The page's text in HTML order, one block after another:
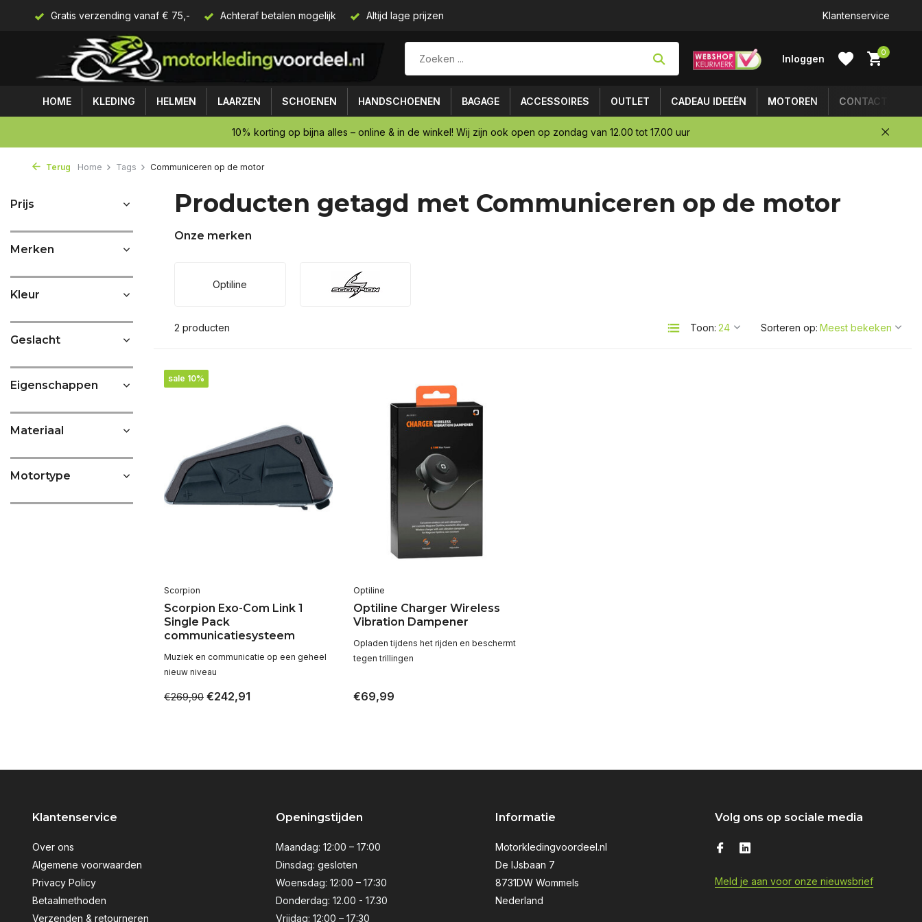
Gratis verzending vanaf € 75,- Achteraf betalen mogelijk Altijd lage prijzen Klantenservice
Inloggen
aanmaken
0
HOME KLEDING HELMEN LAARZEN SCHOENEN HANDSCHOENEN BAGAGE ACCESSOIRES OUTLET CADEAU IDEEËN MOTOREN CONTACT
10% korting op bijna alles – online & in de winkel! Wij zijn ook open op zondag van 12.00 tot 17.00 uur
Terug Home Tags Communiceren op de motor
Prijs
Merken
Kleur
Geslacht
Eigenschappen
Materiaal
Motortype
Producten getagd met Communiceren op de motor
Onze merken
Optiline
2 producten Toon: Sorteren op:
sale 10%
Scorpion
Scorpion Exo-Com Link 1
Single Pack
communicatiesysteem
Muziek en communicatie op een geheel
nieuw niveau
€269,90 €242,91
Optiline
Optiline Charger Wireless
Vibration Dampener
Opladen tijdens het rijden en beschermt
tegen trillingen
€69,99
Klantenservice
Over ons
Algemene voorwaarden
Privacy Policy
Betaalmethoden
Verzenden & retourneren
Openingstijden
Maandag: 12:00 – 17:00
Dinsdag: gesloten
Woensdag: 12:00 – 17:30
Donderdag: 12.00 - 17.30
Vrijdag: 12:00 – 17:30
Informatie
Motorkledingvoordeel.nl
De IJsbaan 7
8731DW Wommels
Nederland
Volg ons op sociale media
Meld je aan voor onze nieuwsbrief